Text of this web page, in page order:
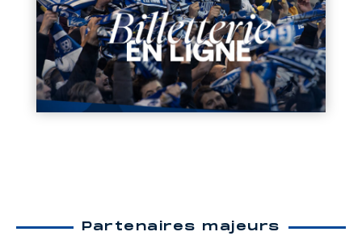
Partenaires majeurs